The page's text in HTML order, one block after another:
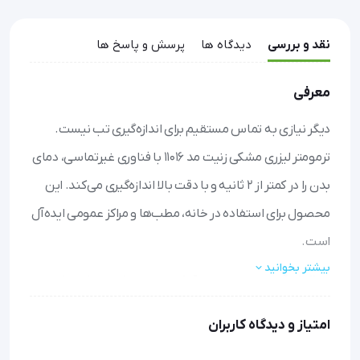
نقد و بررسی دیدگاه ها پرسش و پاسخ ها
معرفی
دیگر نیازی به تماس مستقیم برای اندازه‌گیری تب نیست.
ترمومتر لیزری مشکی زنیت مد 11016 با فناوری غیرتماسی، دمای
بدن را در کمتر از ۲ ثانیه و با دقت بالا اندازه‌گیری می‌کند. این
محصول برای استفاده در خانه، مطب‌ها و مراکز عمومی ایده‌آل
است.
بگیرید.
بیشتر بخوانید
امتیاز و دیدگاه کاربران